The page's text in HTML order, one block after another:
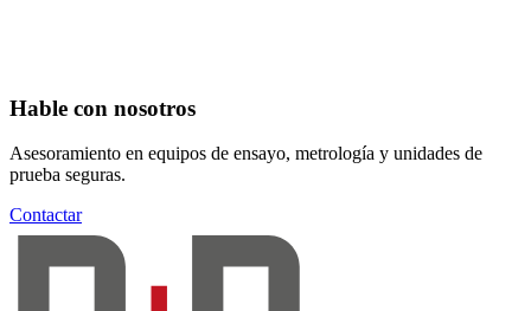
Hable con nosotros
Asesoramiento en equipos de ensayo, metrología y unidades de
prueba seguras.
Contactar